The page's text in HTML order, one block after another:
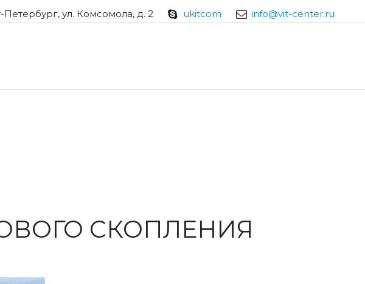
Петербург, ул. Комсомола, д. 2 ukitcom info@vit-center.ru
СКОПЛЕНИЯ